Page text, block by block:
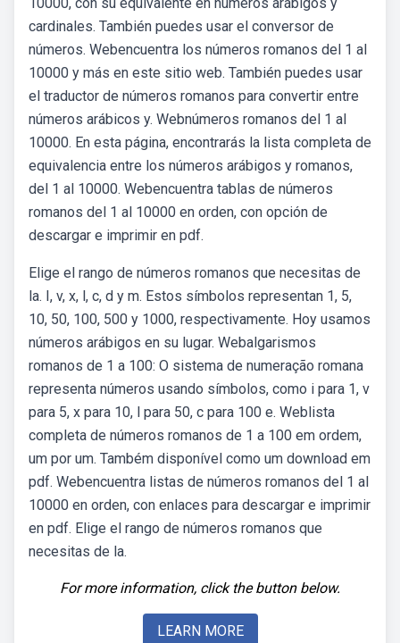
cardinales. También puedes usar el conversor de
números. Webencuentra los números romanos del 1 al
10000 y más en este sitio web. También puedes usar
el traductor de números romanos para convertir entre
números arábicos y. Webnúmeros romanos del 1 al
10000. En esta página, encontrarás la lista completa de
equivalencia entre los números arábigos y romanos,
del 1 al 10000. Webencuentra tablas de números
romanos del 1 al 10000 en orden, con opción de
descargar e imprimir en pdf.
Elige el rango de números romanos que necesitas de
la. I, v, x, l, c, d y m. Estos símbolos representan 1, 5,
10, 50, 100, 500 y 1000, respectivamente. Hoy usamos
números arábigos en su lugar. Webalgarismos
romanos de 1 a 100: O sistema de numeração romana
representa números usando símbolos, como i para 1, v
para 5, x para 10, l para 50, c para 100 e. Weblista
completa de números romanos de 1 a 100 em ordem,
um por um. Também disponível como um download em
pdf. Webencuentra listas de números romanos del 1 al
10000 en orden, con enlaces para descargar e imprimir
en pdf. Elige el rango de números romanos que
necesitas de la.
For more information, click the button below.
LEARN MORE